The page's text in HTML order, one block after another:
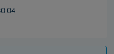
04